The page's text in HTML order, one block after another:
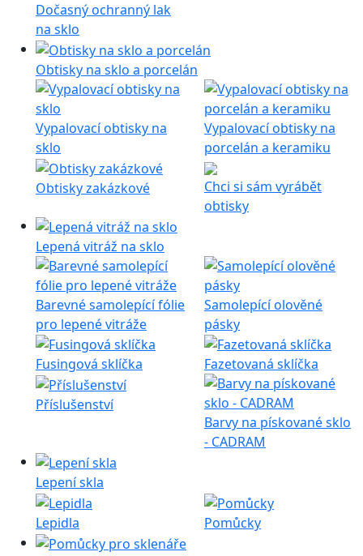
Dočasný ochranný lak
na sklo
Obtisky na sklo a porcelán
Vypalovací obtisky na
sklo
Vypalovací obtisky na
porcelán a keramiku
Obtisky zakázkové
Chci si sám vyrábět
obtisky
Lepená vitráž na sklo
Barevné samolepící fólie
pro lepené vitráže
Samolepící olověné
pásky
Fusingová sklíčka Fazetovaná sklíčka
Příslušenství
Barvy na pískované sklo
- CADRAM
Lepení skla
Lepidla Pomůcky